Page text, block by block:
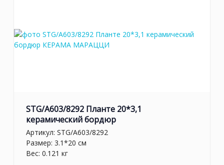
STG/A603/8292 Планте 20*3,1
керамический бордюр
Артикул: STG/A603/8292
Размер: 3.1*20 см
Вес: 0.121 кг